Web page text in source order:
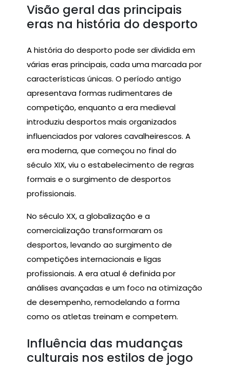
Visão geral das principais
eras na história do desporto
A história do desporto pode ser dividida em
várias eras principais, cada uma marcada por
características únicas. O período antigo
apresentava formas rudimentares de
competição, enquanto a era medieval
introduziu desportos mais organizados
influenciados por valores cavalheirescos. A
era moderna, que começou no final do
século XIX, viu o estabelecimento de regras
formais e o surgimento de desportos
profissionais.
No século XX, a globalização e a
comercialização transformaram os
desportos, levando ao surgimento de
competições internacionais e ligas
profissionais. A era atual é definida por
análises avançadas e um foco na otimização
de desempenho, remodelando a forma
como os atletas treinam e competem.
Influência das mudanças
culturais nos estilos de jogo